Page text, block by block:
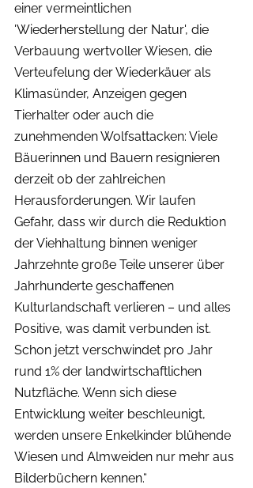
einer vermeintlichen
'Wiederherstellung der Natur', die
Verbauung wertvoller Wiesen, die
Verteufelung der Wiederkäuer als
Klimasünder, Anzeigen gegen
Tierhalter oder auch die
zunehmenden Wolfsattacken: Viele
Bäuerinnen und Bauern resignieren
derzeit ob der zahlreichen
Herausforderungen. Wir laufen
Gefahr, dass wir durch die Reduktion
der Viehhaltung binnen weniger
Jahrzehnte große Teile unserer über
Jahrhunderte geschaffenen
Kulturlandschaft verlieren – und alles
Positive, was damit verbunden ist.
Schon jetzt verschwindet pro Jahr
rund 1% der landwirtschaftlichen
Nutzfläche. Wenn sich diese
Entwicklung weiter beschleunigt,
werden unsere Enkelkinder blühende
Wiesen und Almweiden nur mehr aus
Bilderbüchern kennen.“